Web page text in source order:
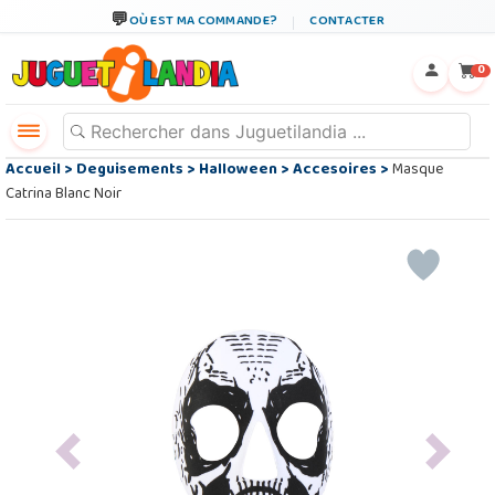
OÙ EST MA COMMANDE? CONTACTER
0
Accueil>Deguisements>Halloween>Accesoires>Masque
Catrina Blanc Noir
Previous Next